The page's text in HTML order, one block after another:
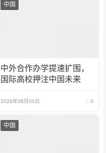
中国
中外合作办学提速扩围，
国际高校押注中国未来
2026年08月05日 0
中国